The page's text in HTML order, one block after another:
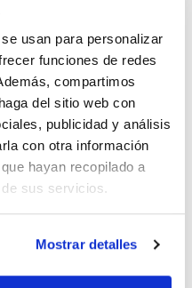
usan para personalizar
funciones de redes
compartimos
del sitio web con
publicidad y análisis
con otra información
hayan recopilado a
sus servicios.
Mostrar detalles
proporcionan una manera
las partículas de las
HPLC/UHPLC. Mini-
en un tercio del tiempo
muestra filtrada queda
Sume los ahorros de
para su
COA
Regístrate para
descargas
esta imagen son